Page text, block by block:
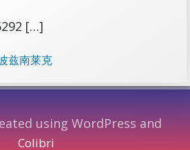
[…]
兹南莱克
using WordPress and
Colibri